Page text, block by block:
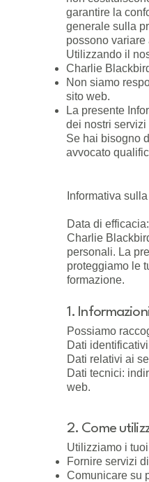
garantire la
generale sulla
possono
Utilizzando il
Charlie
Non siamo
sito web.
La presente
dei nostri
Se hai bisogno
avvocato
Informativa
Data di
Charlie
personali. La
proteggiamo le
formazione.
1.
Possiamo
Dati
Dati relativi ai
Dati tecnici:
web.
2. Come
Utilizziamo i
Fornire servizi
Comunicare su